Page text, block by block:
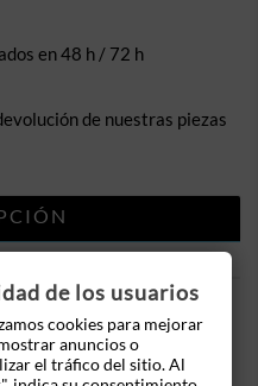
en 48 h / 72 h
de nuestras piezas
PRODUCTO
de Mando calefaccion /
1.9 D (69 cv) .Referencia
047/0000. Ademas,
de los usuarios
cookies para mejorar
anuncios o
el tráfico del sitio. Al